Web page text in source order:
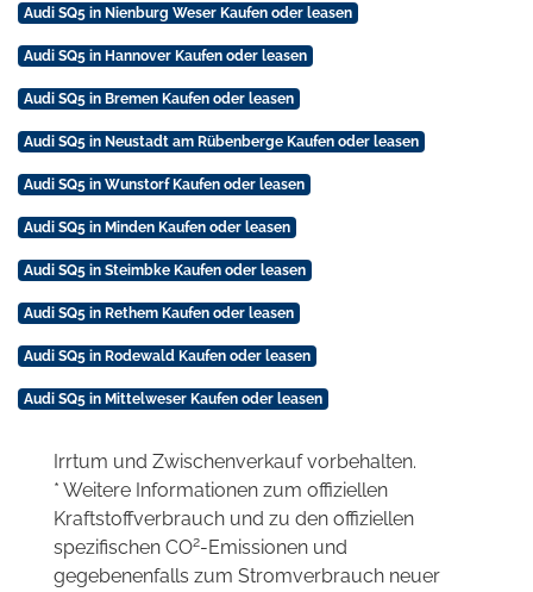
Audi SQ5 in Nienburg Weser Kaufen oder leasen
Audi SQ5 in Hannover Kaufen oder leasen
Audi SQ5 in Bremen Kaufen oder leasen
Audi SQ5 in Neustadt am Rübenberge Kaufen oder leasen
Audi SQ5 in Wunstorf Kaufen oder leasen
Audi SQ5 in Minden Kaufen oder leasen
Audi SQ5 in Steimbke Kaufen oder leasen
Audi SQ5 in Rethem Kaufen oder leasen
Audi SQ5 in Rodewald Kaufen oder leasen
Audi SQ5 in Mittelweser Kaufen oder leasen
Irrtum und Zwischenverkauf vorbehalten.
* Weitere Informationen zum offiziellen
Kraftstoffverbrauch und zu den offiziellen
spezifischen CO2-Emissionen und
gegebenenfalls zum Stromverbrauch neuer